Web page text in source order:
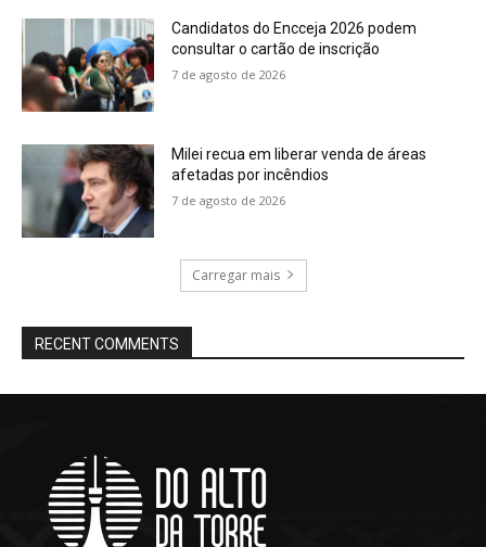
Candidatos do Encceja 2026 podem
consultar o cartão de inscrição
7 de agosto de 2026
Milei recua em liberar venda de áreas
afetadas por incêndios
7 de agosto de 2026
Carregar mais
RECENT COMMENTS